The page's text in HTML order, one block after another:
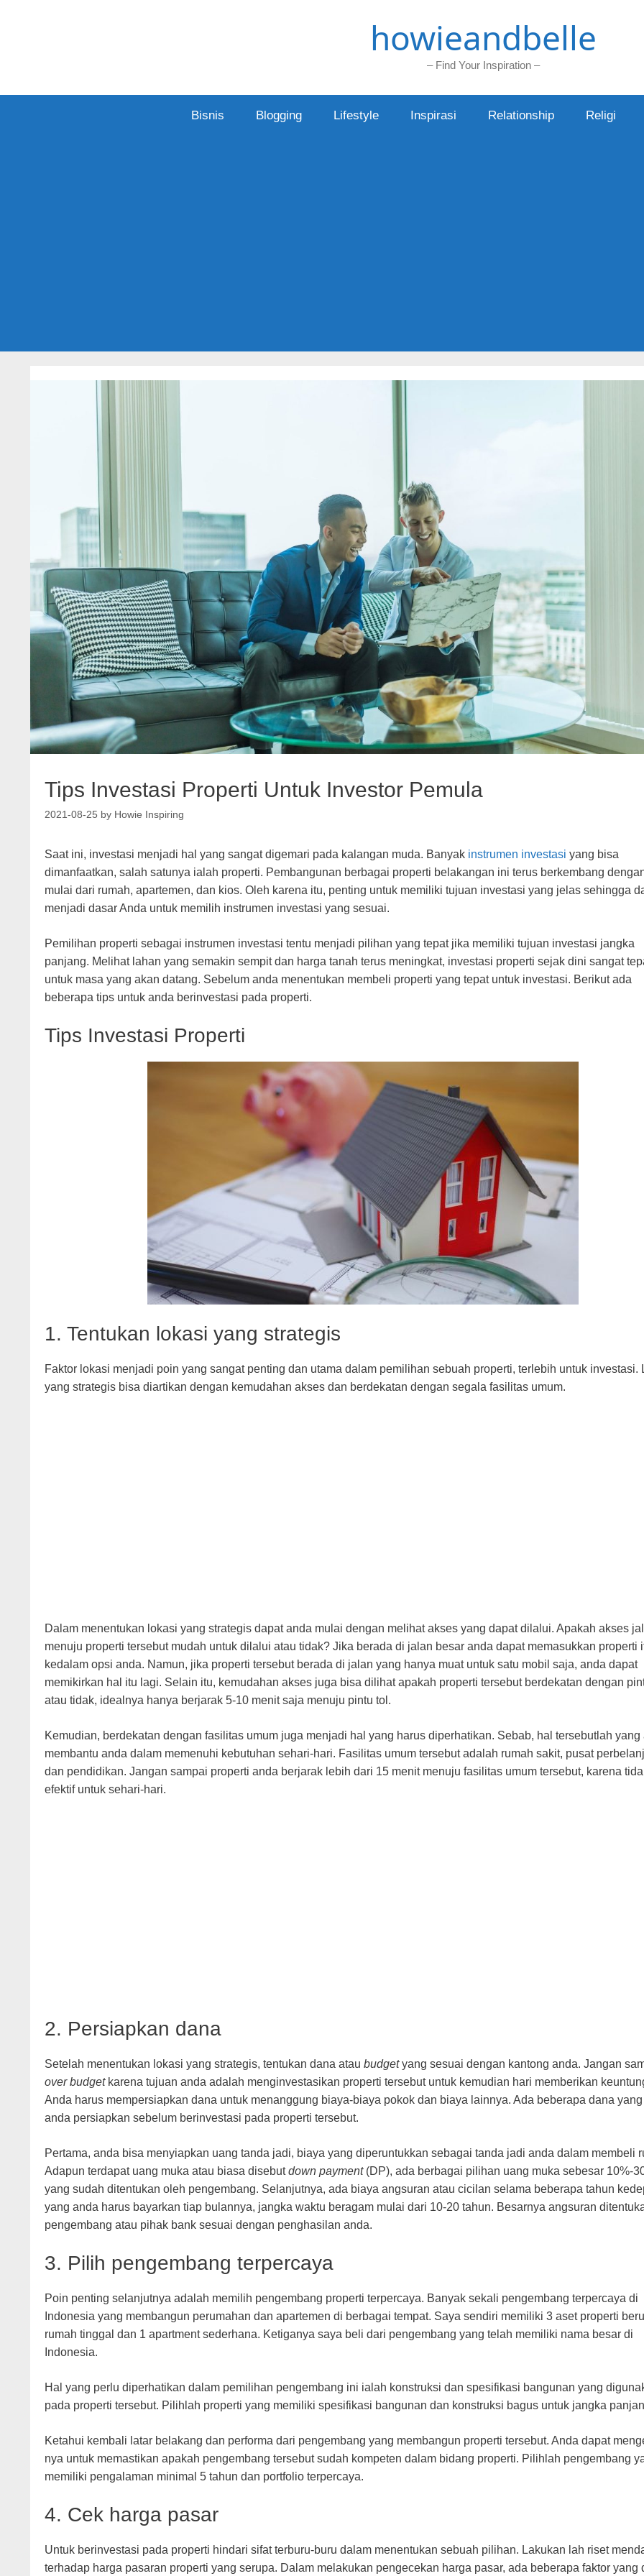
howieandbelle
– Find Your Inspiration –
Bisnis Blogging Lifestyle Inspirasi Relationship Religi
Tips Investasi Properti Untuk Investor Pemula
2021-08-25 by Howie Inspiring
Saat ini, investasi menjadi hal yang sangat digemari pada kalangan muda. Banyak instrumen investasi yang bisa
dimanfaatkan, salah satunya ialah properti. Pembangunan berbagai properti belakangan ini terus berkembang
mulai dari rumah, apartemen, dan kios. Oleh karena itu, penting untuk memiliki tujuan investasi yang jelas sehingga
menjadi dasar Anda untuk memilih instrumen investasi yang sesuai.
Pemilihan properti sebagai instrumen investasi tentu menjadi pilihan yang tepat jika memiliki tujuan investasi jangka
panjang. Melihat lahan yang semakin sempit dan harga tanah terus meningkat, investasi properti sejak dini sangat
untuk masa yang akan datang. Sebelum anda menentukan membeli properti yang tepat untuk investasi. Berikut ada
beberapa tips untuk anda berinvestasi pada properti.
Tips Investasi Properti
1. Tentukan lokasi yang strategis
Faktor lokasi menjadi poin yang sangat penting dan utama dalam pemilihan sebuah properti, terlebih untuk investasi.
yang strategis bisa diartikan dengan kemudahan akses dan berdekatan dengan segala fasilitas umum.
Dalam menentukan lokasi yang strategis dapat anda mulai dengan melihat akses yang dapat dilalui. Apakah akses
menuju properti tersebut mudah untuk dilalui atau tidak? Jika berada di jalan besar anda dapat memasukkan properti
kedalam opsi anda. Namun, jika properti tersebut berada di jalan yang hanya muat untuk satu mobil saja, anda dapat
memikirkan hal itu lagi. Selain itu, kemudahan akses juga bisa dilihat apakah properti tersebut berdekatan dengan
atau tidak, idealnya hanya berjarak 5-10 menit saja menuju pintu tol.
Kemudian, berdekatan dengan fasilitas umum juga menjadi hal yang harus diperhatikan. Sebab, hal tersebutlah yang
membantu anda dalam memenuhi kebutuhan sehari-hari. Fasilitas umum tersebut adalah rumah sakit, pusat
dan pendidikan. Jangan sampai properti anda berjarak lebih dari 15 menit menuju fasilitas umum tersebut, karena
efektif untuk sehari-hari.
2. Persiapkan dana
Setelah menentukan lokasi yang strategis, tentukan dana atau budgetyang sesuai dengan kantong anda. Jangan
over budgetkarena tujuan anda adalah menginvestasikan properti tersebut untuk kemudian hari memberikan
Anda harus mempersiapkan dana untuk menanggung biaya-biaya pokok dan biaya lainnya. Ada beberapa dana
anda persiapkan sebelum berinvestasi pada properti tersebut.
Pertama, anda bisa menyiapkan uang tanda jadi, biaya yang diperuntukkan sebagai tanda jadi anda dalam membeli
Adapun terdapat uang muka atau biasa disebutdown payment(DP), ada berbagai pilihan uang muka sebesar 10%-
yang sudah ditentukan oleh pengembang. Selanjutnya, ada biaya angsuran atau cicilan selama beberapa tahun
yang anda harus bayarkan tiap bulannya, jangka waktu beragam mulai dari 10-20 tahun. Besarnya angsuran
pengembang atau pihak bank sesuai dengan penghasilan anda.
3. Pilih pengembang terpercaya
Poin penting selanjutnya adalah memilih pengembang properti terpercaya. Banyak sekali pengembang terpercaya di
Indonesia yang membangun perumahan dan apartemen di berbagai tempat. Saya sendiri memiliki 3 aset properti
rumah tinggal dan 1 apartment sederhana. Ketiganya saya beli dari pengembang yang telah memiliki nama besar di
Indonesia.
Hal yang perlu diperhatikan dalam pemilihan pengembang ini ialah konstruksi dan spesifikasi bangunan yang
pada properti tersebut. Pilihlah properti yang memiliki spesifikasi bangunan dan konstruksi bagus untuk jangka
Ketahui kembali latar belakang dan performa dari pengembang yang membangun properti tersebut. Anda dapat
nya untuk memastikan apakah pengembang tersebut sudah kompeten dalam bidang properti. Pilihlah pengembang
memiliki pengalaman minimal 5 tahun dan portfolio terpercaya.
4. Cek harga pasar
Untuk berinvestasi pada properti hindari sifat terburu-buru dalam menentukan sebuah pilihan. Lakukan lah riset
terhadap harga pasaran properti yang serupa. Dalam melakukan pengecekan harga pasar, ada beberapa faktor yang